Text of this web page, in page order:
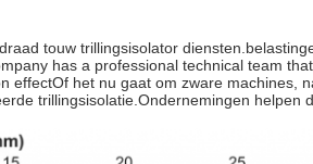
touw trillingsisolator
has a professional technical team
effectOf het nu gaat om zware
trillingsisolatie.Ondernemingen